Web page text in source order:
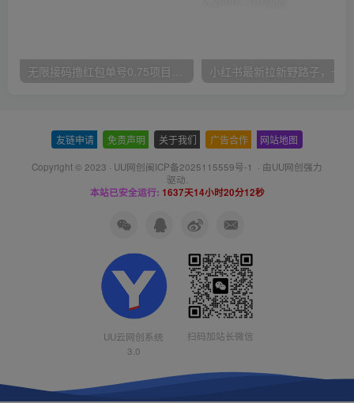
无限接码撸红包单号0.75项目无偿分享给你【揭秘】
友链申请 免责声明 关于我们 广告合作 网站地图
Copyright © 2023 · UU网创闽ICP备2025115559号-1 · 由UU网创强力
驱动.
本站已安全运行: 1637天14小时20分12秒
UU云网创系统
3.0
扫码加站长微信